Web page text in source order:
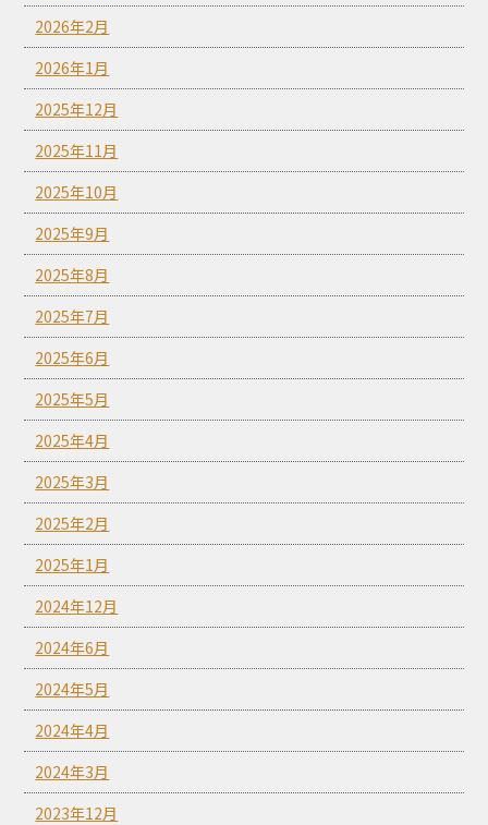
2026年2月
2026年1月
2025年12月
2025年11月
2025年10月
2025年9月
2025年8月
2025年7月
2025年6月
2025年5月
2025年4月
2025年3月
2025年2月
2025年1月
2024年12月
2024年6月
2024年5月
2024年4月
2024年3月
2023年12月